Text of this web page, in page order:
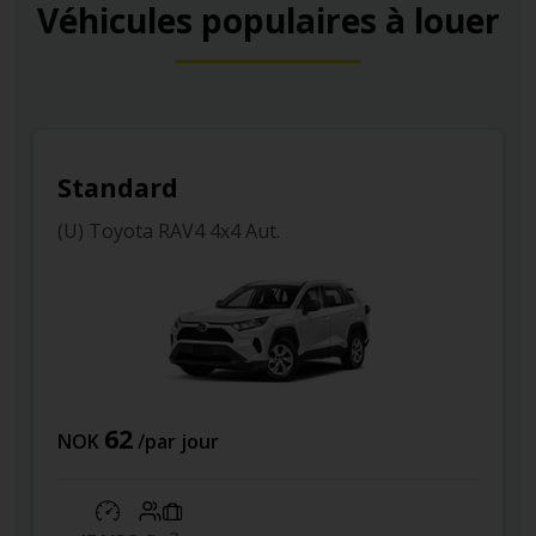
Véhicules populaires à louer
(P3) Suzuki S-Cross 4x4
NOK